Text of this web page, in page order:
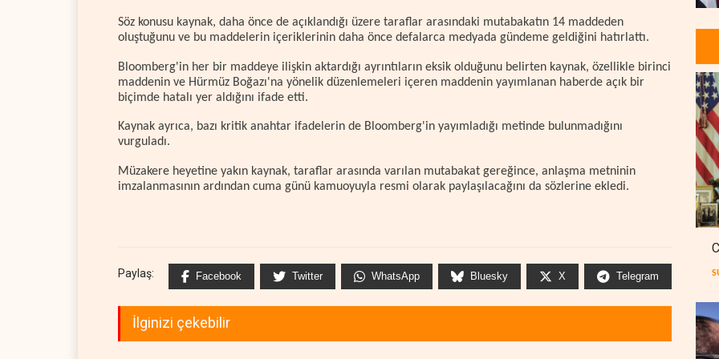
Söz konusu kaynak, daha önce de açıklandığı üzere taraflar arasındaki mutabakatın 14 maddeden
oluştuğunu ve bu maddelerin içeriklerinin daha önce defalarca medyada gündeme geldiğini hatırlattı.
Bloomberg'in her bir maddeye ilişkin aktardığı ayrıntıların eksik olduğunu belirten kaynak, özellikle birinci
maddenin ve Hürmüz Boğazı'na yönelik düzenlemeleri içeren maddenin yayımlanan haberde açık bir
biçimde hatalı yer aldığını ifade etti.
Kaynak ayrıca, bazı kritik anahtar ifadelerin de Bloomberg'in yayımladığı metinde bulunmadığını
vurguladı.
Müzakere heyetine yakın kaynak, taraflar arasında varılan mutabakat gereğince, anlaşma metninin
imzalanmasının ardından cuma günü kamuoyuyla resmi olarak paylaşılacağını da sözlerine ekledi.
Paylaş: Facebook Twitter WhatsApp Bluesky X Telegram
İlginizi çekebilir